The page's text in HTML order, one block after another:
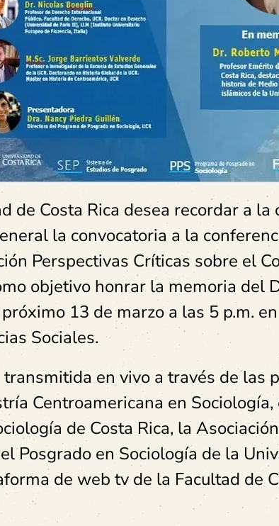
de Costa Rica desea recordar a
la convocatoria a la
Perspectivas Críticas sobre el
objetivo honrar la memoria del
13 de marzo a las 5 p.m.
Sociales.
en vivo a través de las
Centroamericana en
de Costa Rica, la
Posgrado en Sociología de la
de web tv de la Facultad de